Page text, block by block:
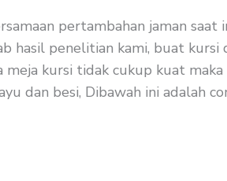
pertambahan jaman saat
hasil penelitian kami, buat kursi
kursi tidak cukup kuat
dan besi, Dibawah ini adalah